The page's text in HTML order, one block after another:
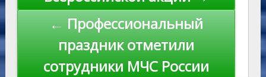
← Профессиональный
праздник отметили
сотрудники МЧС России